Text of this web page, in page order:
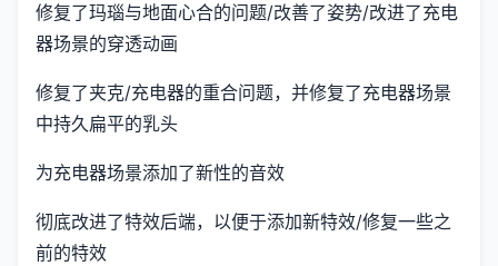
修复了玛瑙与地面心合的问题/改善了姿势/改进了充电
器场景的穿透动画
修复了夹克/充电器的重合问题，并修复了充电器场景
中持久扁平的乳头
为充电器场景添加了新性的音效
彻底改进了特效后端，以便于添加新特效/修复一些之
前的特效